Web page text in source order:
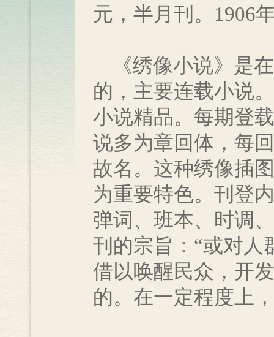
元，半月刊。1906
《绣像小说》是
的，主要连载小说
小说精品。每期登
说多为章回体，每
故名。这种绣像插
为重要特色。刊登
弹词、班本、时调
刊的宗旨：“或对人
借以唤醒民众，开
的。在一定程度上